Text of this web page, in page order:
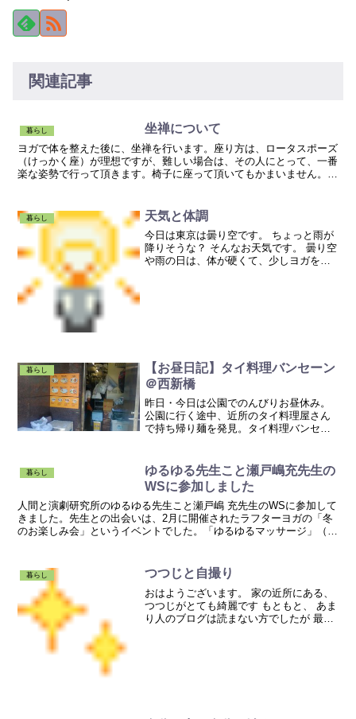
関連記事
暮らし 坐禅について
ヨガで体を整えた後に、坐禅を行います。座り方は、ロータスポーズ
（けっかく座）が理想ですが、難しい場合は、その人にとって、一番
楽な姿勢で行って頂きます。椅子に座って頂いてもかまいません。目
暮らし 天気と体調
今日は東京は曇り空です。 ちょっと雨が
降りそうな？ そんなお天気です。 曇り空
や雨の日は、体が硬くて、少しヨガをし
暮らし
【お昼日記】タイ料理バンセーン
＠西新橋
昨日・今日は公園でのんびりお昼休み。
公園に行く途中、近所のタイ料理屋さん
で持ち帰り麺を発見。タイ料理バンセー
虎ノ門ヒルズも見えます。今の季節は暑
すぎず寒すぎず、丁度...
暮らし
ゆるゆる先生こと瀬戸嶋充先生の
WSに参加しました
人間と演劇研究所のゆるゆる先生こと瀬戸嶋 充先生のWSに参加して
きました。先生との出会いは、2月に開催されたラフターヨガの「冬
のお楽しみ会」というイベントでした。「ゆるゆるマッサージ」（勝
暮らし つつじと自撮り
おはようございます。 家の近所にある、
つつじがとても綺麗です もともと、 あま
り人のブログは読まない方でしたが 最